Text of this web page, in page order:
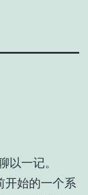
以一记。
开始的一个系